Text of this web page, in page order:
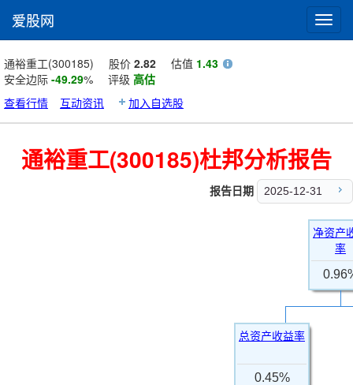
爱股网
通裕重工(300185) 股价 2.82 估值 1.43
安全边际 -49.29% 评级 高估
查看行情
互动资讯 加入自选股
通裕重工(300185)杜邦分析报告
报告日期 2025-12-31
净资产
率
总资产收益率
0.45%